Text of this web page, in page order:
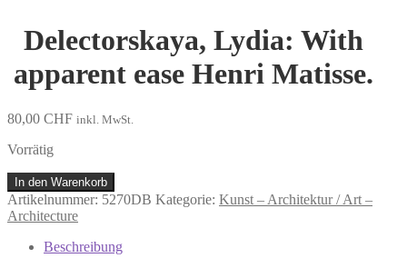
Delectorskaya, Lydia: With
apparent ease Henri Matisse.
80,00 CHF inkl. MwSt.
Vorrätig
Delectorskaya,
Lydia:
With
ease
In den Warenkorb
Artikelnummer: 5270DB Kategorie: Kunst – Architektur / Art –
Architecture
Beschreibung